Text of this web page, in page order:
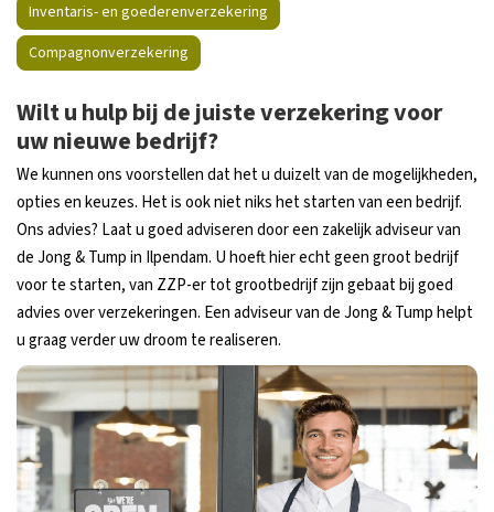
Inventaris- en goederenverzekering
Compagnonverzekering
Wilt u hulp bij de juiste verzekering voor
uw nieuwe bedrijf?
We kunnen ons voorstellen dat het u duizelt van de mogelijkheden,
opties en keuzes. Het is ook niet niks het starten van een bedrijf.
Ons advies? Laat u goed adviseren door een zakelijk adviseur van
de Jong & Tump in Ilpendam. U hoeft hier echt geen groot bedrijf
voor te starten, van ZZP-er tot grootbedrijf zijn gebaat bij goed
advies over verzekeringen. Een adviseur van de Jong & Tump helpt
u graag verder uw droom te realiseren.